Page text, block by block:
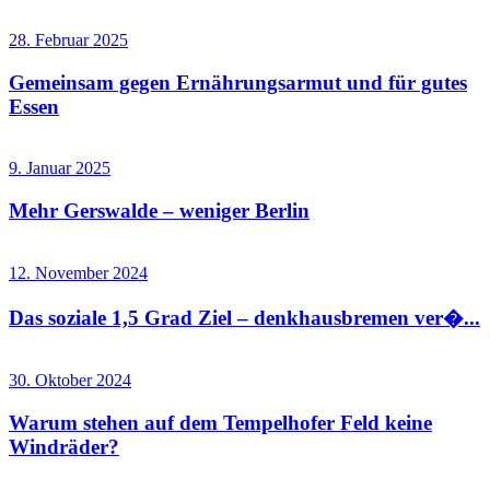
28. Februar 2025
Gemeinsam gegen Ernährungsarmut und für gutes
Essen
9. Januar 2025
Mehr Gerswalde – weniger Berlin
12. November 2024
Das soziale 1,5 Grad Ziel – denkhausbremen ver�...
30. Oktober 2024
Warum stehen auf dem Tempelhofer Feld keine
Windräder?